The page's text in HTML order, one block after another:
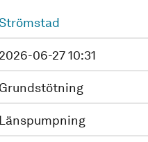
2026-06-27 10:31
Grundstötning
Länspumpning